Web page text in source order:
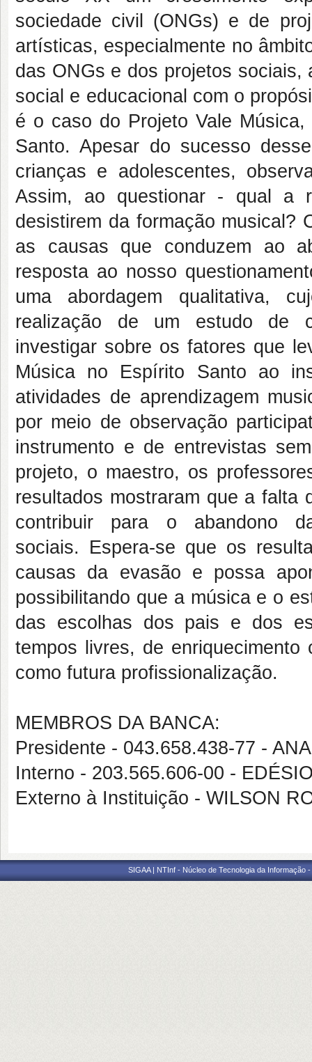
sociedade civil (ONGs) e de
artísticas, especialmente no
das ONGs e dos projetos sociais,
social e educacional com o
é o caso do Projeto Vale
Santo. Apesar do sucesso
crianças e adolescentes,
Assim, ao questionar - qual a
desistirem da formação musical?
as causas que conduzem ao
resposta ao nosso
uma abordagem qualitativa,
realização de um estudo de
investigar sobre os fatores que
Música no Espírito Santo ao
atividades de aprendizagem
por meio de observação
instrumento e de entrevistas
projeto, o maestro, os
resultados mostraram que a falta
contribuir para o abandono
sociais. Espera-se que os
causas da evasão e possa
possibilitando que a música e o
das escolhas dos pais e dos
tempos livres, de
como futura profissionalização.
MEMBROS DA BANCA:
Presidente - 043.658.438-77 -
Interno - 203.565.606-00 -
Externo à Instituição - WILSON
SIGAA | NTInf - Núcleo de Tecnologia da